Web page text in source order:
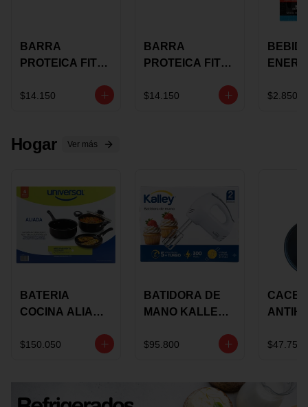
BARRA
PROTEICA FIT
CHOCOLATE X
$14.150
BARRA
PROTEICA FIT
GRS
$14.150
STACK 6G
$2.850
Hogar Ver más
BATERIA
COCINA ALIADA
PIEZAS
$150.050
BATIDORA DE
MANO KALLEY
VELOCIDADES
$95.800
TAPA
$47.750